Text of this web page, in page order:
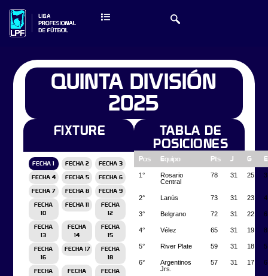
QUINTA DIVISIÓN
2025
FIXTURE
FECHA 1 FECHA 2 FECHA 3
FECHA 4 FECHA 5 FECHA 6
FECHA 7 FECHA 8 FECHA 9
FECHA
10
FECHA 11
FECHA
12
FECHA
13
FECHA
14
FECHA
15
FECHA
16
FECHA 17
FECHA
18
FECHA
FECHA
FECHA
TABLA DE
POSICIONES
Pos Equipo Pts J G E
1°
Rosario
Central
78 31 25 3
2° Lanús 73 31 23 4
3° Belgrano 72 31 22 6
4° Vélez 65 31 19 8
5° River Plate 59 31 18 5
6°
Argentinos
Jrs.
57 31 17 6